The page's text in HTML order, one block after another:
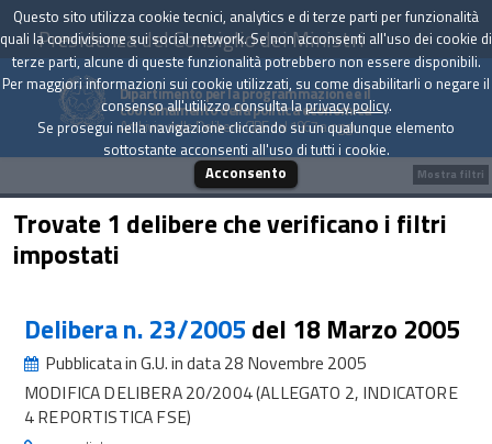
Presidenza del Consiglio dei Ministri
Dipartimento per la programmazione e il
coordinamento della politica economica
Archivio delle Delibere CIPE dal 1967 a oggi
Trovate 1 delibere che verificano i filtri
impostati
Delibera n. 23/2005 del 18 Marzo 2005
Pubblicata in G.U. in data 28 Novembre 2005
MODIFICA DELIBERA 20/2004 (ALLEGATO 2, INDICATORE
4 REPORTISTICA FSE)
Mostra filtri
Questo sito utilizza cookie tecnici, analytics e di terze parti per funzionalità
quali la condivisione sui social network. Se non acconsenti all'uso dei cookie di
terze parti, alcune di queste funzionalità potrebbero non essere disponibili.
Per maggiori informazioni sui cookie utilizzati, su come disabilitarli o negare il
consenso all'utilizzo consulta laprivacy policy.
Se prosegui nella navigazione cliccando su un qualunque elemento
sottostante acconsenti all'uso di tutti i cookie.
Acconsento